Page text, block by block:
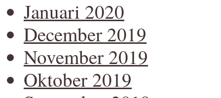
Januari 2020
December 2019
November 2019
Oktober 2019